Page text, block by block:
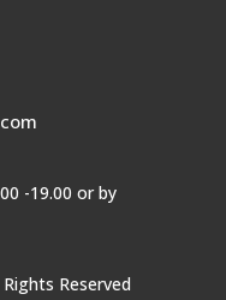
-19.00 or by
Reserved